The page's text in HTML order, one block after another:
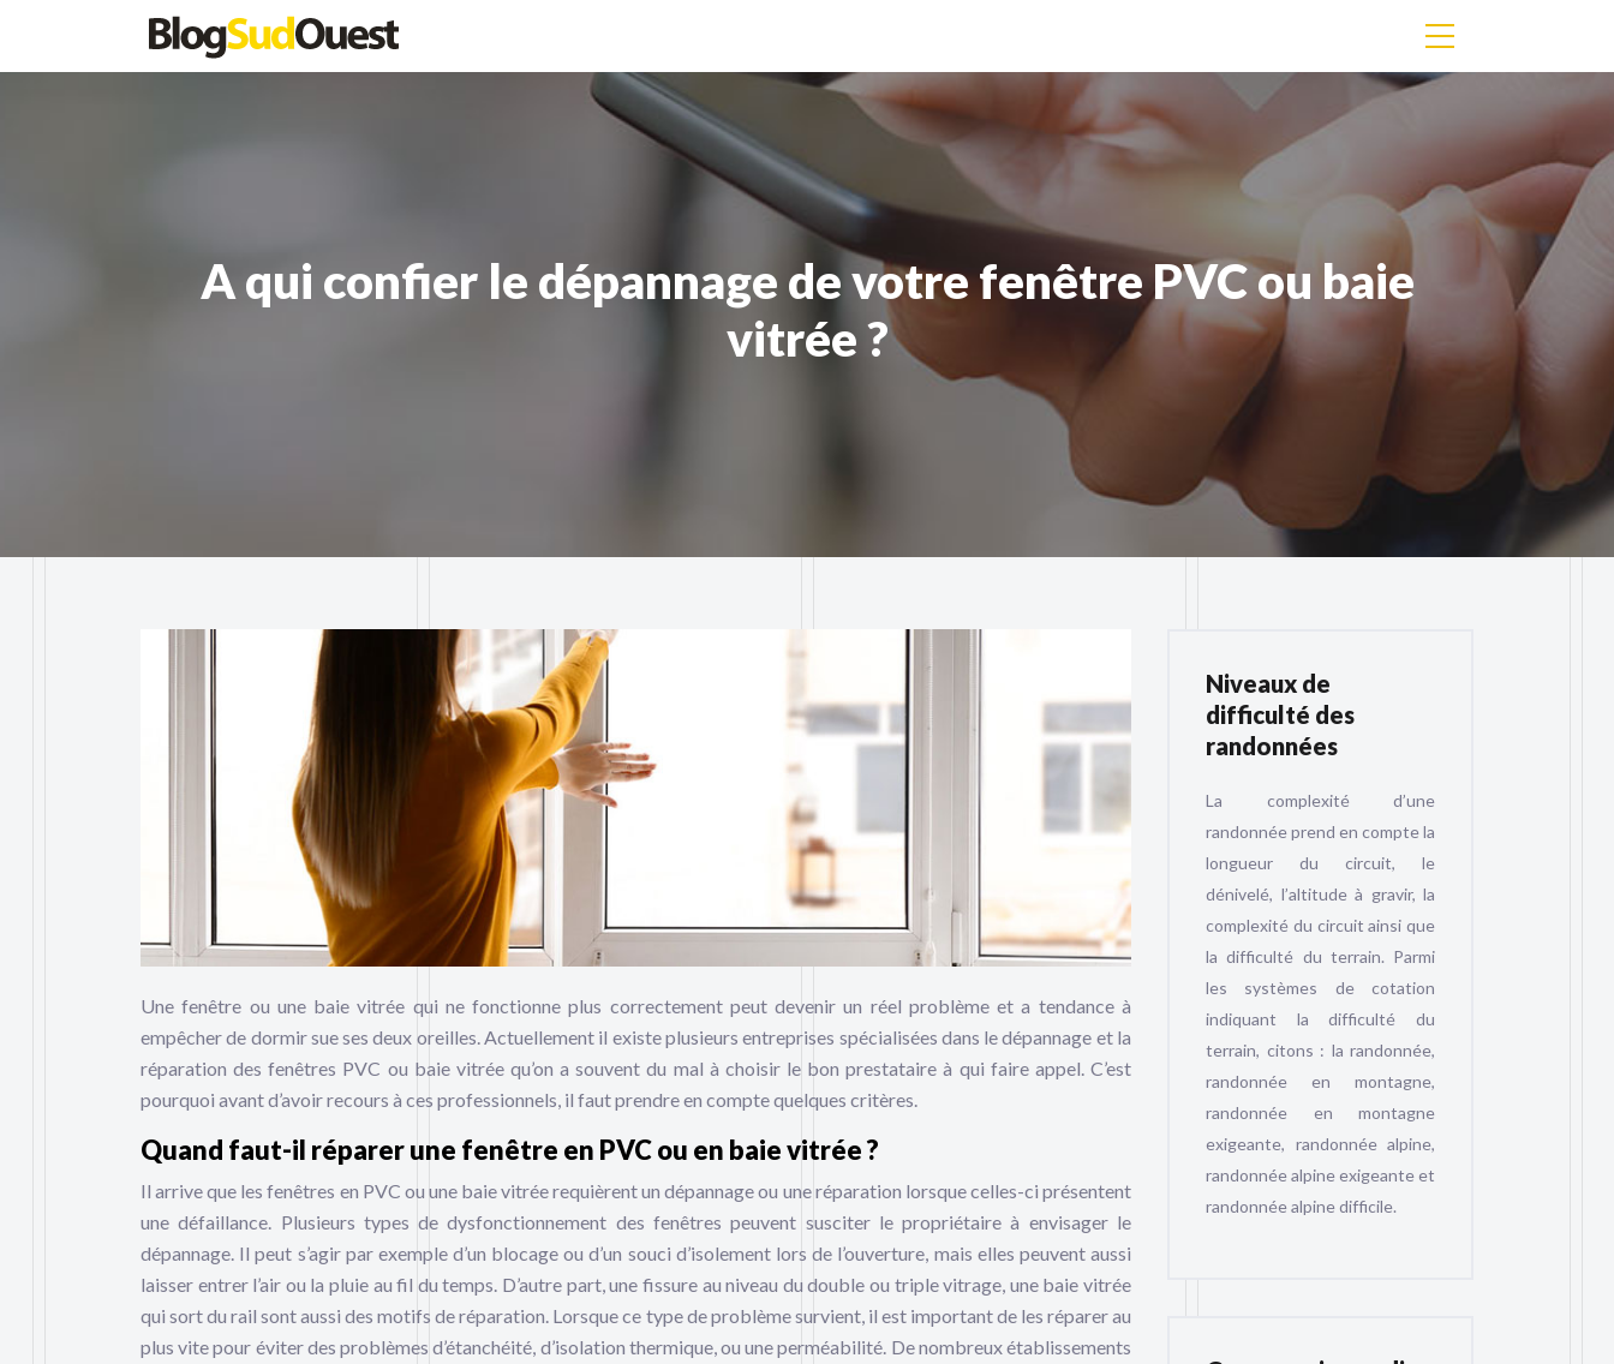
A qui confier le dépannage de votre fenêtre PVC ou baie
vitrée ?
Une fenêtre ou une baie vitrée qui ne fonctionne plus correctement peut devenir un réel problème et a tendance à
empêcher de dormir sue ses deux oreilles. Actuellement il existe plusieurs entreprises spécialisées dans le dépannage et la
réparation des fenêtres PVC ou baie vitrée qu’on a souvent du mal à choisir le bon prestataire à qui faire appel. C’est
pourquoi avant d’avoir recours à ces professionnels, il faut prendre en compte quelques critères.
Quand faut-il réparer une fenêtre en PVC ou en baie vitrée ?
Il arrive que les fenêtres en PVC ou une baie vitrée requièrent un dépannage ou une réparation lorsque celles-ci présentent
une défaillance. Plusieurs types de dysfonctionnement des fenêtres peuvent susciter le propriétaire à envisager le
dépannage. Il peut s’agir par exemple d’un blocage ou d’un souci d’isolement lors de l’ouverture, mais elles peuvent aussi
laisser entrer l’air ou la pluie au fil du temps. D’autre part, une fissure au niveau du double ou triple vitrage, une baie vitrée
qui sort du rail sont aussi des motifs de réparation. Lorsque ce type de problème survient, il est important de les réparer au
plus vite pour éviter des problèmes d’étanchéité, d’isolation thermique, ou une perméabilité. De nombreux établissements
Niveaux de
difficulté des
randonnées
La complexité d’une
randonnée prend en compte la
longueur du circuit, le
dénivelé, l’altitude à gravir, la
complexité du circuit ainsi que
la difficulté du terrain. Parmi
les systèmes de cotation
indiquant la difficulté du
terrain, citons : la randonnée,
randonnée en montagne,
randonnée en montagne
exigeante, randonnée alpine,
randonnée alpine exigeante et
randonnée alpine difficile.